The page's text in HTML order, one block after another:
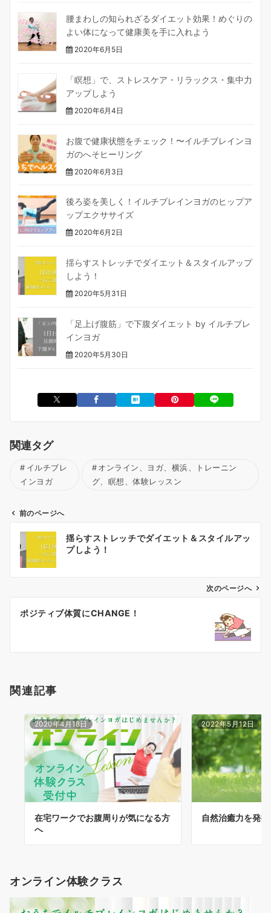
腰まわしの知られざるダイエット効果！めぐりの
よい体になって健康美を手に入れよう
2020年6月5日
「瞑想」で、ストレスケア・リラックス・集中力
アップしよう
2020年6月4日
お腹で健康状態をチェック！〜イルチブレインヨ
ガのへそヒーリング
2020年6月3日
後ろ姿を美しく！イルチブレインヨガのヒップア
ップエクササイズ
2020年6月2日
揺らすストレッチでダイエット＆スタイルアップ
しよう！
2020年5月31日
「足上げ腹筋」で下腹ダイエット by イルチブレ
インヨガ
2020年5月30日
関連タグ
イルチブレ
インヨガ
オンライン、ヨガ、横浜、トレーニン
グ、瞑想、体験レッスン
ン
前のページへ
揺らすストレッチでダイエット＆スタイルアッ
プしよう！
次のページへ
ポジティブ体質にCHANGE！
関連記事
2020年4月18日
在宅ワークでお腹周りが気になる方
へ
2022年5月12日
自然治癒力を発
オンライン体験クラス